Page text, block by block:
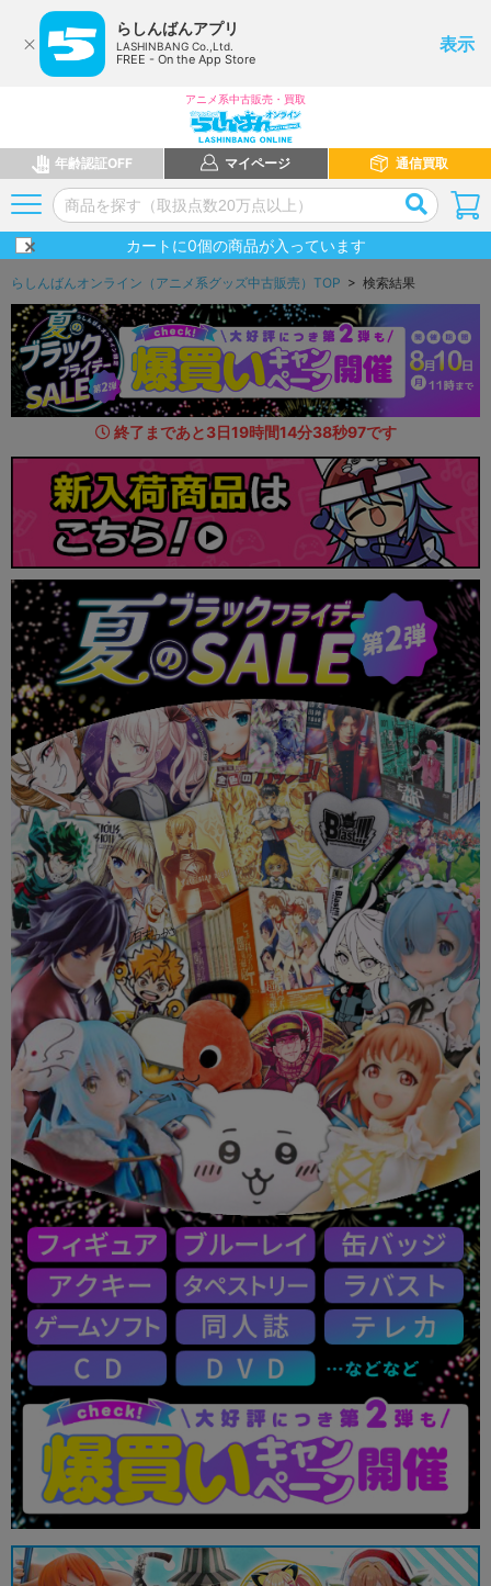
らしんばんアプリ
LASHINBANG Co.,Ltd.
FREE - On the App Store
表示
アニメ系中古販売・買取
年齢認証OFF マイページ 通信買取
カートに0個の商品が入っています
らしんばんオンライン（アニメ系グッズ中古販売）TOP > 検索結果
終了まであと3日19時間14分37秒65です